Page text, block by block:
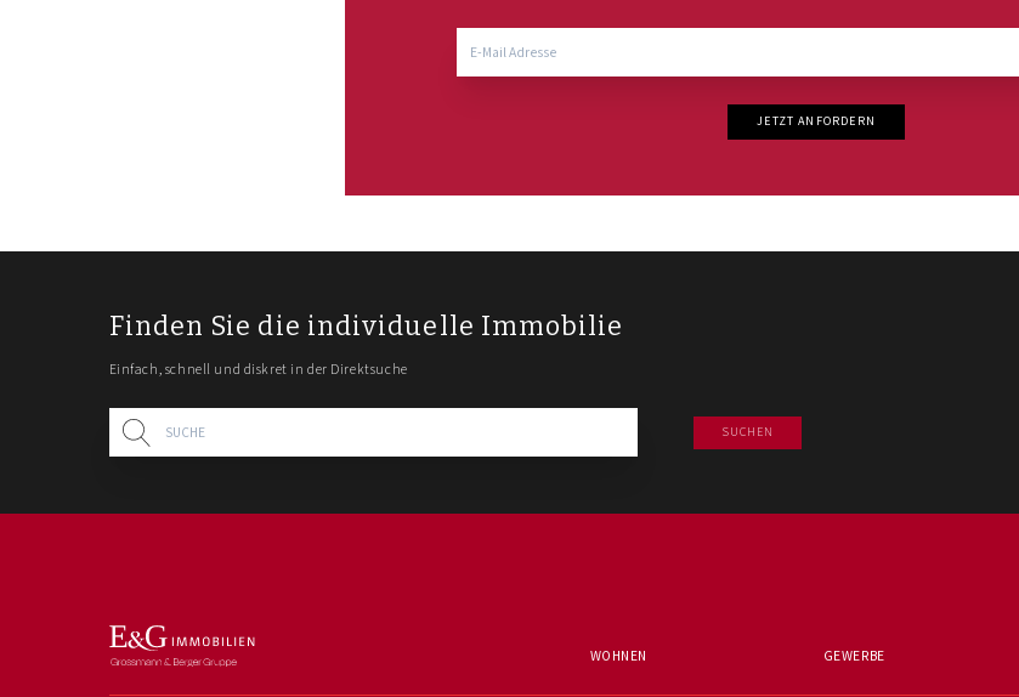
JETZT ANFORDERN
Finden Sie die individuelle Immobilie
Einfach, schnell und diskret in der Direktsuche
SUCHEN
WOHNEN GEWERBE